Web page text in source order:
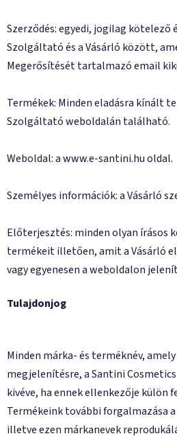
Szerződés: egyedi, jogilag kötelező
Szolgáltató és a Vásárló között,
Megerősítését tartalmazó email
Termékek: Minden eladásra kínált
Szolgáltató weboldalán található.
Weboldal: awww.e-santini.huoldal.
Személyes információk: a Vásárló
Előterjesztés: minden olyan írásos
termékeit illetően, amit a Vásárló
vagy egyenesen a weboldalon
Tulajdonjog
Minden márka- és terméknév,
megjelenítésre, a Santini
kivéve, ha ennek ellenkezője külön
Termékeink további forgalmazása
illetve ezen márkanevek